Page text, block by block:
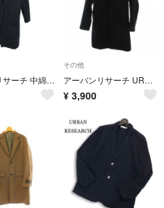
アーバンリサーチ 中綿コート ロング丈 38 黒 ブラック ■GY99
その他
アーバンリサーチ URBAN RESEARCH ウールコート M 黒 ブラック
¥ 3,900